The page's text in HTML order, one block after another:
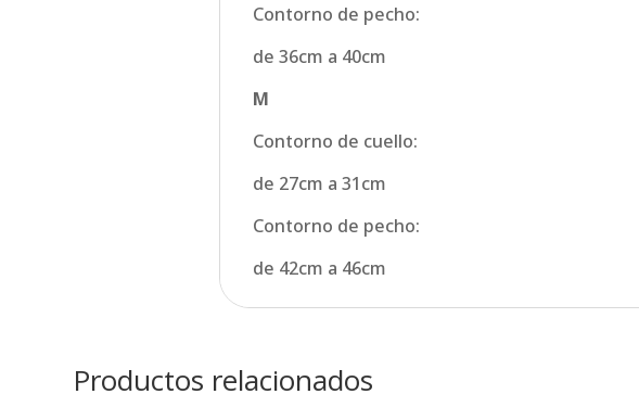
Contorno de pecho:
de 36cm a 40cm
M
Contorno de cuello:
de 27cm a 31cm
Contorno de pecho:
de 42cm a 46cm
Productos relacionados